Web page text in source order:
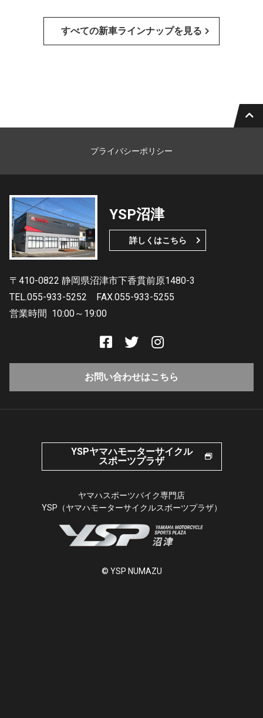
すべての新車ラインナップを見る
プライバシーポリシー
YSP沼津
詳しくはこちら
〒410-0822 静岡県沼津市下香貫前原1480-3
TEL.055-933-5252
FAX.055-933-5255
営業時間 10:00～19:00
お問い合わせはこちら
YSPヤマハモーターサイクル
スポーツプラザ
ヤマハスポーツバイク専門店
YSP（ヤマハモーターサイクルスポーツプラザ）
© YSP NUMAZU